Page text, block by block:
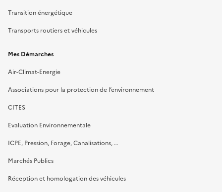
Transition énergétique
Transports routiers et véhicules
Mes Démarches
Air-Climat-Energie
Associations pour la protection de l’environnement
CITES
Evaluation Environnementale
ICPE, Pression, Forage, Canalisations, …
Marchés Publics
Réception et homologation des véhicules